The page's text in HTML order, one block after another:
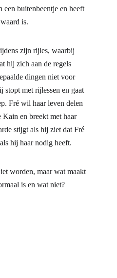
een buitenbeentje en heeft
is.
zijn rijles, waarbij
hij zich aan de regels
dingen niet voor
met rijlessen en gaat
Fré wil haar leven delen
Kain en breekt met haar
stijgt als hij ziet dat Fré
hij haar nodig heeft.
worden, maar wat maakt
is en wat niet?